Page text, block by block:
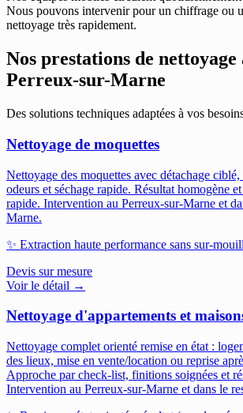
Nous pouvons intervenir pour un chiffrage ou
nettoyage très rapidement.
Nos prestations de nettoyage
Perreux-sur-Marne
Des solutions techniques adaptées à vos
Nettoyage de moquettes
Nettoyage des moquettes avec détachage
odeurs et séchage rapide. Résultat homogène
rapide. Intervention au Perreux-sur-Marne et
Marne.
✨ Extraction haute performance sans sur-
Devis sur mesure
Voir le détail →
Nettoyage d'appartements et
Nettoyage complet orienté remise en état :
des lieux, mise en vente/location ou reprise
Approche par check-list, finitions soignées et
Intervention au Perreux-sur-Marne et dans le